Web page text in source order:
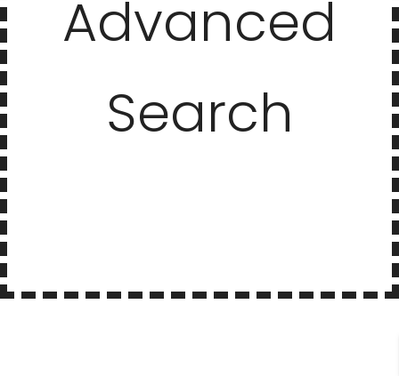
Advanced
Search